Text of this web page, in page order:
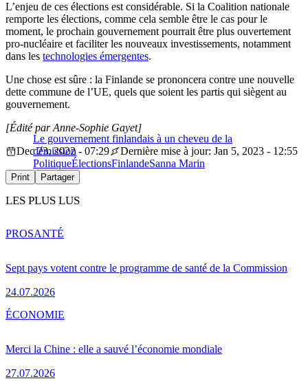
L’enjeu de ces élections est considérable. Si la Coalition nationale
remporte les élections, comme cela semble être le cas pour le
moment, le prochain gouvernement pourrait être plus ouvertement
pro-nucléaire et faciliter les nouveaux investissements, notamment
dans les technologies émergentes.
Une chose est sûre : la Finlande se prononcera contre une nouvelle
dette commune de l’UE, quels que soient les partis qui siègent au
gouvernement.
Le gouvernement finlandais à un cheveu de la
démission
[Édité par Anne-Sophie Gayet]
Dec 23, 2022 - 07:29
Dernière mise à jour: Jan 5, 2023 - 12:55
PolitiqueÉlectionsFinlandeSanna Marin
Print Partager
LES PLUS LUS
Sept pays votent contre le programme de santé de la Commission
24.07.2026
PROSANTÉ
Merci la Chine : elle a sauvé l’économie mondiale
27.07.2026
ÉCONOMIE